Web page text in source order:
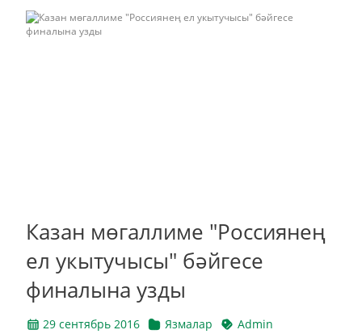
Казан мөгаллиме "Россиянең
ел укытучысы" бәйгесе
финалына узды
29 сентябрь 2016 Язмалар Admin